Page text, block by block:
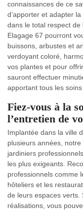
connaissances de ce
d’apporter et adapter
dans le total respect de
Elagage 67 pourront
buissons, arbustes et
verdoyant coloré,
vos plantes et pour
sauront effectuer
apportant tous les soins
Fiez-vous à la
l’entretien de
Implantée dans la ville
plusieurs années,
jardiniers
les plus exigeants.
professionnels comme
hôteliers et les
de leurs espaces verts.
réalisations, vous